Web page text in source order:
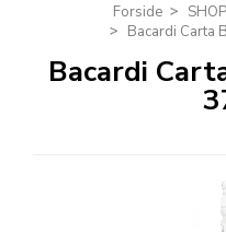
Forside SHOP
Bacardi Carta
Bacardi